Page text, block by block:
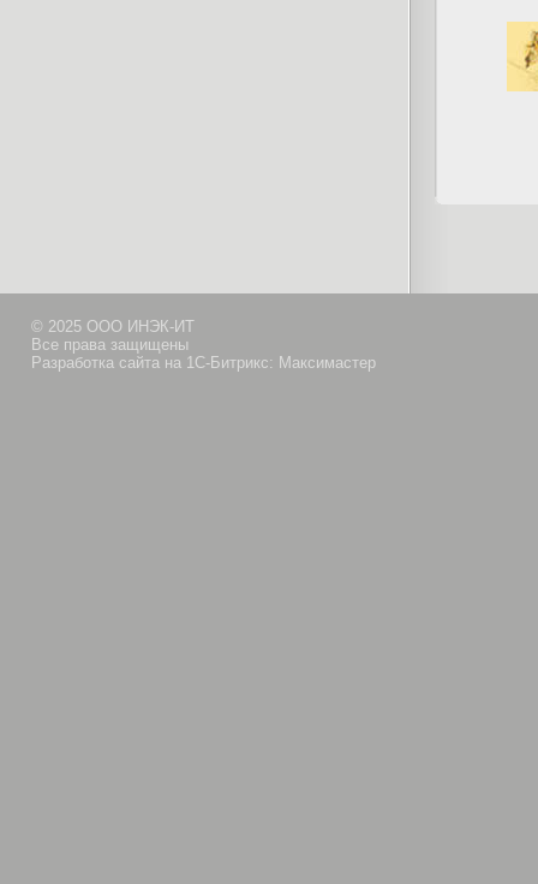
© 2025 ООО ИНЭК-ИТ
Все права защищены
Разработка сайта на 1С-Битрикс: Максимастер